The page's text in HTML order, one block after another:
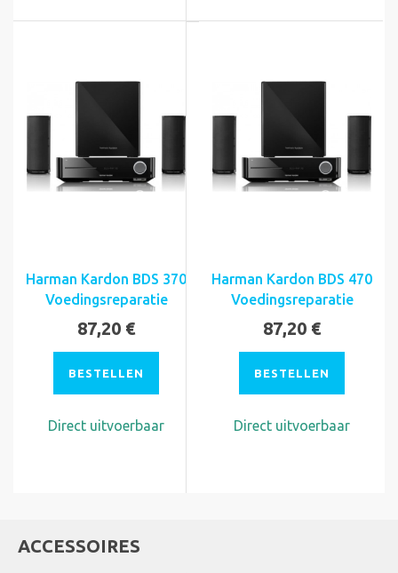
Harman Kardon BDS 370
Voedingsreparatie
87,20 €
BESTELLEN
Direct uitvoerbaar
Harman Kardon BDS 470
Voedingsreparatie
87,20 €
BESTELLEN
Direct uitvoerbaar
ACCESSOIRES